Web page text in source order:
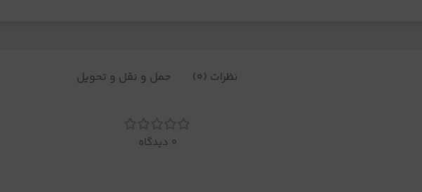
نظرات (0) حمل و نقل و تحویل
0 دیدگاه